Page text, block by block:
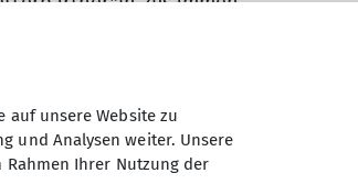
unsere Website zu
und Analysen weiter. Unsere
Ihrer Nutzung der